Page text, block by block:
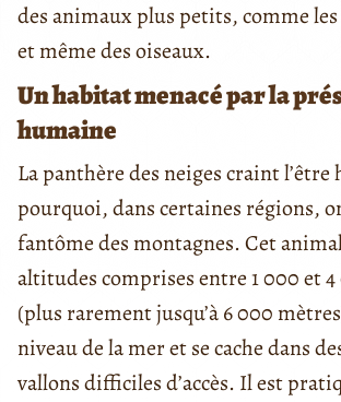
des animaux plus petits, comme les
et même des oiseaux.
Un habitat menacé par la
humaine
La panthère des neiges craint l’être
pourquoi, dans certaines régions,
fantôme des montagnes. Cet
altitudes comprises entre 1 000 et
(plus rarement jusqu’à 6 000
niveau de la mer et se cache dans
vallons difficiles d’accès. Il est